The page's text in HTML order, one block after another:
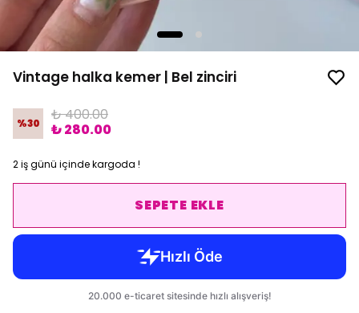
Vintage halka kemer | Bel zinciri
%30
₺ 400.00
₺ 280.00
2 iş günü içinde kargoda !
SEPETE EKLE